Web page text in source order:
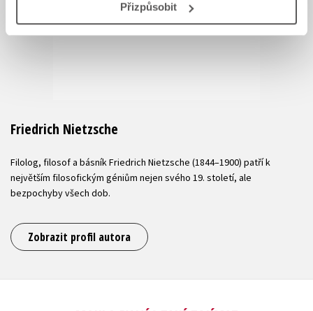
Přizpůsobit
Friedrich Nietzsche
Filolog, filosof a básník Friedrich Nietzsche (1844–1900) patří k
největším filosofickým géniům nejen svého 19. století, ale
bezpochyby všech dob.
Zobrazit profil autora